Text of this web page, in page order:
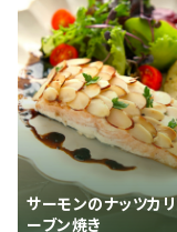
サーモンのナッツカ
ーブン焼き